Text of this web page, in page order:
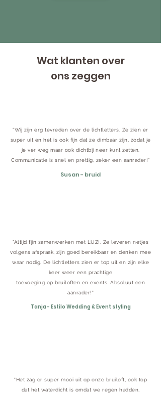
Wat klanten over
ons zeggen
“Wij zijn erg tevreden over de lichtletters. Ze zien er
super uit en het is ook fijn dat ze dimbaar zijn, zodat je
je ver weg maar ook dichtbij neer kunt zetten.
Communicatie is snel en prettig, zeker een aanrader!”
Susan - bruid
"Altijd fijn samenwerken met LUZ!. Ze leveren netjes
volgens afspraak, zijn goed bereikbaar en denken mee
waar nodig. De lichtletters zien er top uit en zijn elke
keer weer een prachtige
toevoeging op bruiloften en events. Absoluut een
aanrader!"
Tanja - Estilo Wedding & Event styling
"Het zag er super mooi uit op onze bruiloft, ook top
dat het waterdicht is omdat we regen hadden,